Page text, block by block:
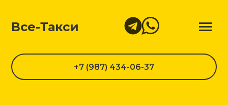
Все-Такси
+7 (987) 434-06-37